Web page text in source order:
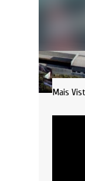
Mais